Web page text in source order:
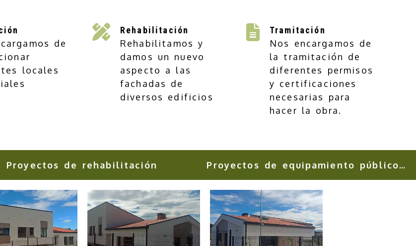
de
locales
Rehabilitación
Rehabilitamos y
damos un nuevo
aspecto a las
fachadas de
diversos edificios
Tramitación
Nos encargamos de
la tramitación de
diferentes permisos
y certificaciones
necesarias para
hacer la obra.
Proyectos de rehabilitación Proyectos de equipamiento público y privado